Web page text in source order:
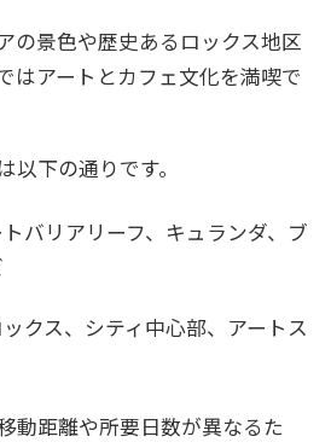
の景色や歴史あるロックス地区
はアートとカフェ文化を満喫で
以下の通りです。
バリアリーフ、キュランダ、ブ
クス、シティ中心部、アートス
動距離や所要日数が異なるた